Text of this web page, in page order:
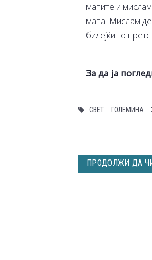
мапите и
мапа. Мислам
бидејќи го
За да ја
СВЕТ ГОЛЕМИНА
ПРОДОЛЖИ ДА